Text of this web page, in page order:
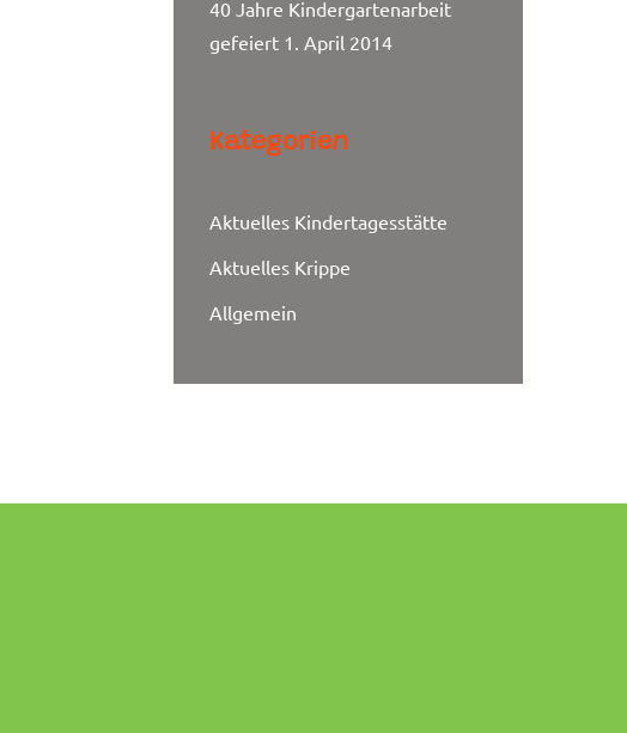
40 Jahre Kindergartenarbeit
gefeiert 1. April 2014
Kategorien
Aktuelles Kindertagesstätte
Aktuelles Krippe
Allgemein